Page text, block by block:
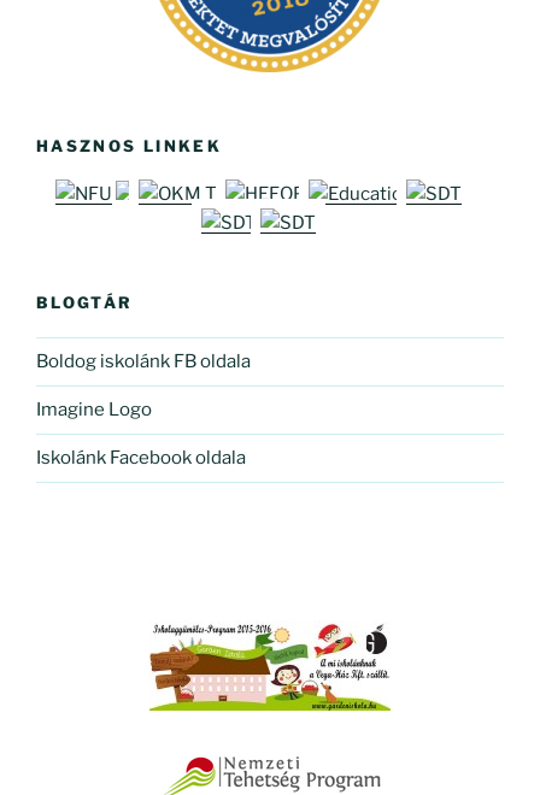
HASZNOS LINKEK
BLOGTÁR
Boldog iskolánk FB oldala
Imagine Logo
Iskolánk Facebook oldala